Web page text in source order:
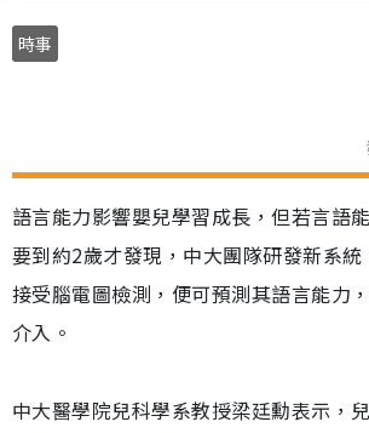
時事
語言能力影響嬰兒學習成長，但若言語
要到約2歲才發現，中大團隊研發新系
接受腦電圖檢測，便可預測其語言能力
介入。
中大醫學院兒科學系教授梁廷勳表示，